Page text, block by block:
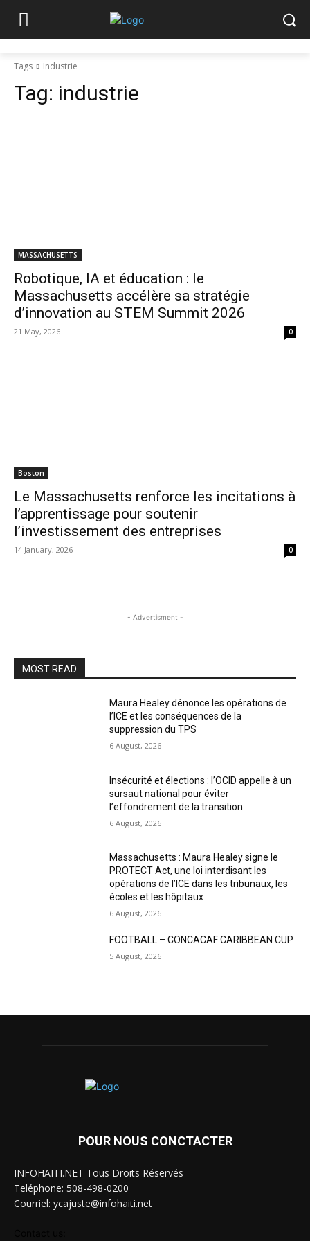
Tags Industrie
Tag: industrie
MASSACHUSETTS
Robotique, IA et éducation : le
Massachusetts accélère sa stratégie
d’innovation au STEM Summit 2026
21 May, 2026 0
Boston
Le Massachusetts renforce les incitations à
l’apprentissage pour soutenir
l’investissement des entreprises
14 January, 2026 0
- Advertisment -
MOST READ
Maura Healey dénonce les opérations de
l’ICE et les conséquences de la
suppression du TPS
6 August, 2026
Insécurité et élections : l’OCID appelle à un
sursaut national pour éviter
l’effondrement de la transition
6 August, 2026
Massachusetts : Maura Healey signe le
PROTECT Act, une loi interdisant les
opérations de l’ICE dans les tribunaux, les
écoles et les hôpitaux
6 August, 2026
FOOTBALL – CONCACAF CARIBBEAN CUP
5 August, 2026
POUR NOUS CONCTACTER
INFOHAITI.NET Tous Droits Réservés
Teléphone: 508-498-0200
Courriel: ycajuste@infohaiti.net